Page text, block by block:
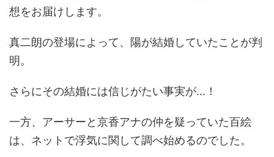
想をお届けします。
真二朗の登場によって、陽が結婚していたことが判
明。
さらにその結婚には信じがたい事実が…！
一方、アーサーと京香アナの仲を疑っていた百絵
は、ネットで浮気に関して調べ始めるのでした。